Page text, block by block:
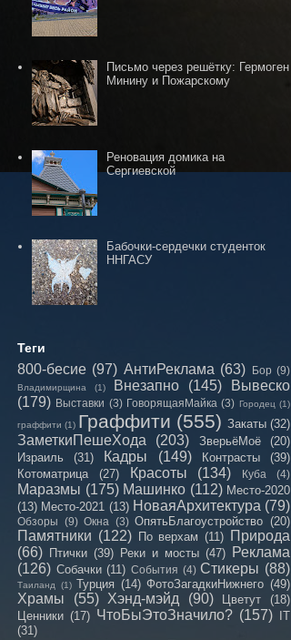
Письмо через решётку: Гермоген
Минину и Пожарскому
Реновация домика на
Сергиевской
Бабочки-сердечки студенток
ННГАСУ
Теги
800-бесие (97) АнтиРеклама (63) Бор (9)
Владимирщина (1) Внезапно (145)
Вывеско
(179) Выставки (3) ГоворящаяМайка (3) Городец (1)
граффити (1) Граффити (555) Закаты (32)
ЗаметкиПешеХода (203) ЗверьёМоё
(20)
Израиль
(31) Кадры (149) Контрасты
(39)
Котоматрица
(27) Красоты (134) Куба (4)
Маразмы (175) Машинко (112) Место-2020
(13) Место-2021 (13) НоваяАрхитектура (79)
Обзоры (9) Окна (3) ОпятьБлагоустройство (20)
Памятники (122) По верхам (11) Природа
(66) Птички (39) Реки и мосты (47) Реклама
(126) Собачки (11) События (4) Стикеры (88)
Таиланд (1) Турция (14) ФотоЗагадкиНижнего (49)
Храмы (55) Хэнд-мэйд (90) Цветут
(18)
Ценники (17) ЧтоБыЭтоЗначило? (157)
IT
(31)